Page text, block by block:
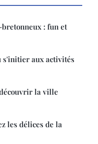
: fun et
s'initier aux activités
la ville
les délices de la